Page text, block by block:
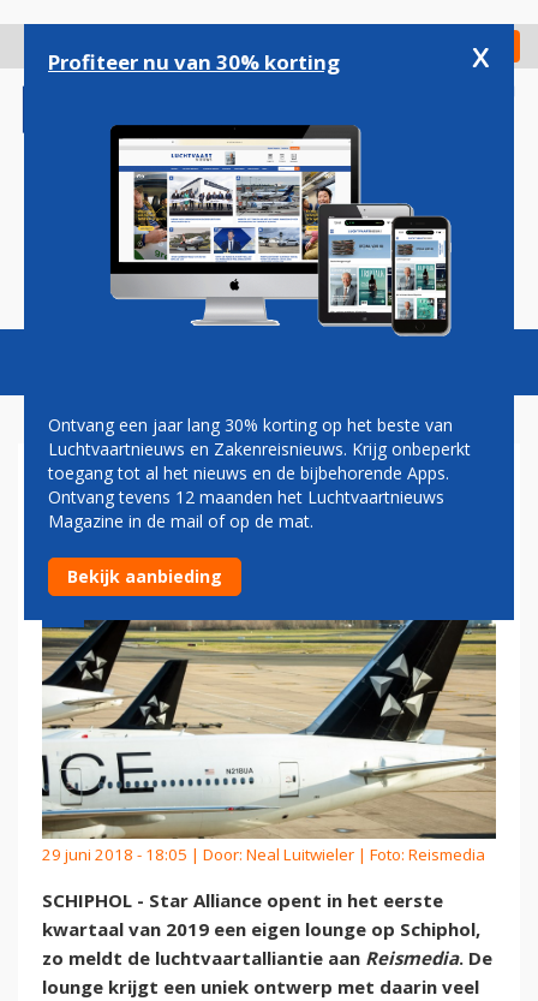
gaan
Check in
Magazine Podcasts Vacatures
STAR ALLIANCE OPENT EIGEN
LOUNGE OP SCHIPHOL
29 juni 2018 - 18:05 | Door: Neal Luitwieler | Foto: Reismedia
SCHIPHOL - Star Alliance opent in het eerste
kwartaal van 2019 een eigen lounge op Schiphol,
zo meldt de luchtvaartalliantie aan Reismedia. De
lounge krijgt een uniek ontwerp met daarin veel
Profiteer nu van 30% korting x
Ontvang een jaar lang 30% korting op het beste van
Luchtvaartnieuws en Zakenreisnieuws. Krijg onbeperkt
toegang tot al het nieuws en de bijbehorende Apps.
Ontvang tevens 12 maanden het Luchtvaartnieuws
Magazine in de mail of op de mat.
Bekijk aanbieding